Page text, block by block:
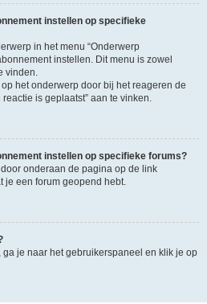
instellen op specifieke
in het menu “Onderwerp
instellen. Dit menu is zowel
vinden.
het onderwerp door bij het reageren de
is geplaatst” aan te vinken.
instellen op specifieke forums?
onderaan de pagina op de link
je een forum geopend hebt.
je naar het gebruikerspaneel en klik je op